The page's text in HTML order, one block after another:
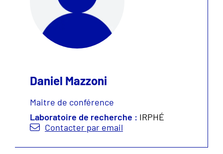
Daniel Mazzoni
Maitre de conférence
Laboratoire de recherche : IRPHÉ
Contacter par email